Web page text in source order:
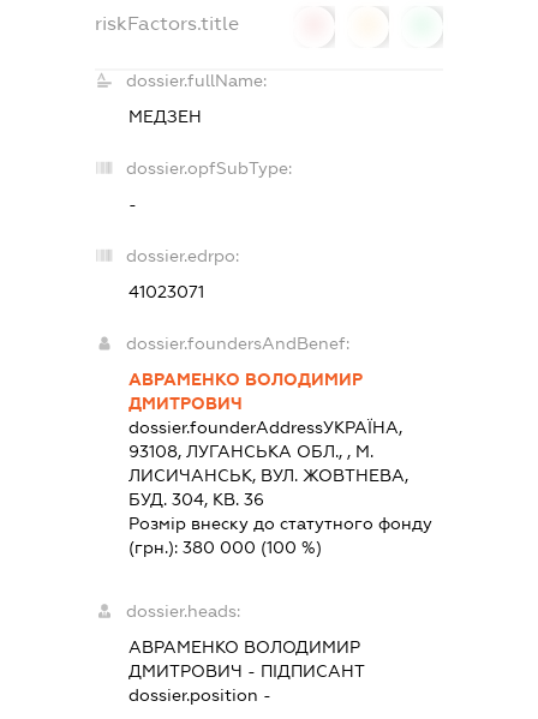
riskFactors.title
dossier.fullName:
МЕДЗЕН
dossier.opfSubType:
-
dossier.edrpo:
41023071
dossier.foundersAndBenef:
АВРАМЕНКО ВОЛОДИМИР
ДМИТРОВИЧ
dossier.founderAddressУКРАЇНА,
93108, ЛУГАНСЬКА ОБЛ., , М.
ЛИСИЧАНСЬК, ВУЛ. ЖОВТНЕВА,
БУД. 304, КВ. 36
Розмір внеску до статутного фонду
(грн.): 380 000 (100 %)
dossier.heads:
АВРАМЕНКО ВОЛОДИМИР
ДМИТРОВИЧ - ПІДПИСАНТ
dossier.position -